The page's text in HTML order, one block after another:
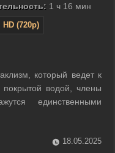
1 ч 16 мин
HD (720p)
который ведет к
водой, члены
единственными
18.05.2025